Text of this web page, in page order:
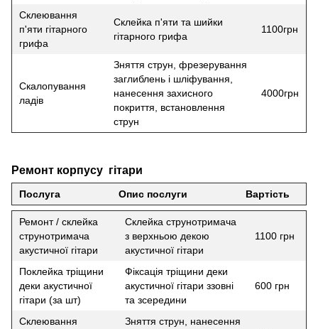
Склеювання
п'яти гітарного
грифа
Склейка п'яти та шийки
гітарного грифа
1100грн
Скалопування
ладів
Зняття струн, фрезерування
заглиблень і шліфування,
нанесення захисного
покриття, встановлення
струн
4000грн
Ремонт корпусу гітари
Послуга Опис послуги Вартість
Ремонт / склейка
струнотримача
акустичної гітари
Склейка струнотримача
з верхньою декою
акустичної гітари
1100 грн
Поклейка тріщини
деки акустичної
гітари (за шт)
Фіксація тріщини деки
акустичної гітари ззовні
та зсередини
600 грн
Склеювання
Зняття струн, нанесення